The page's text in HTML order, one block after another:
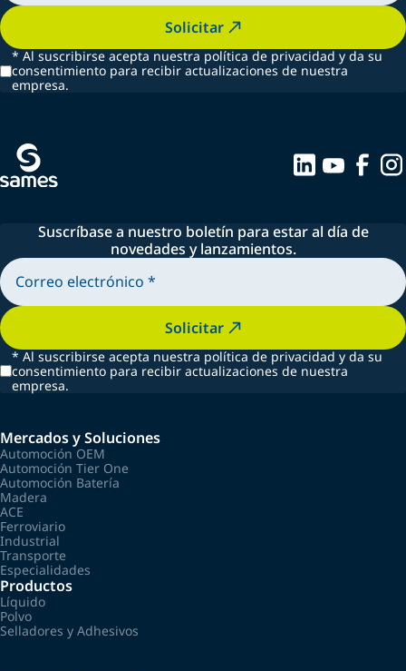
Solicitar
* Al suscribirse acepta nuestra política de privacidad y da su
consentimiento para recibir actualizaciones de nuestra
empresa.
Suscríbase a nuestro boletín para estar al día de
novedades y lanzamientos.
Solicitar
* Al suscribirse acepta nuestra política de privacidad y da su
consentimiento para recibir actualizaciones de nuestra
empresa.
Mercados y Soluciones
Automoción OEM
Automoción Tier One
Automoción Batería
Madera
ACE
Ferroviario
Industrial
Transporte
Especialidades
Productos
Líquido
Polvo
Selladores y Adhesivos